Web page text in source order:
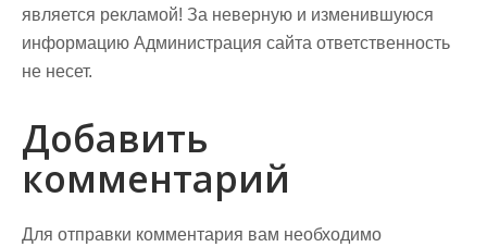
является рекламой! За неверную и изменившуюся
информацию Администрация сайта ответственность
не несет.
Добавить
комментарий
Для отправки комментария вам необходимо